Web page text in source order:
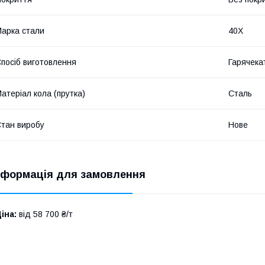
стали 40Х
виготовлення
кола (прутка) Сталь
виробу Нове
для замовлення
від 58 700 ₴/т